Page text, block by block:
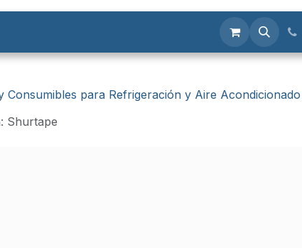
Consumibles para Refrigeración y Aire Acondicionado
Shurtape